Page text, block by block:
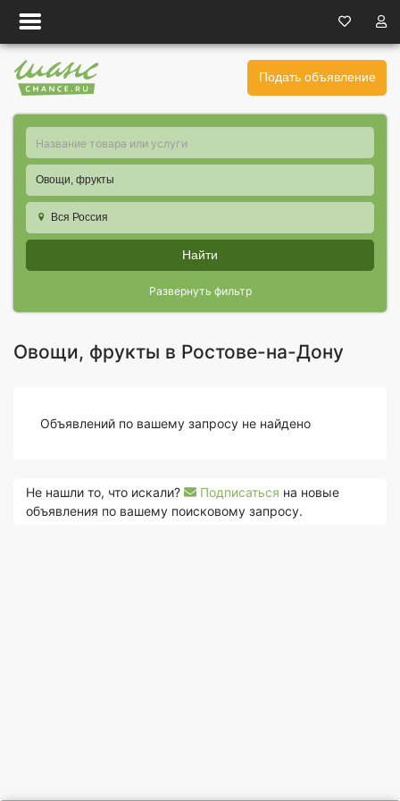
Подать объявление
Овощи, фрукты
Вся Россия
Найти
Развернуть фильтр
Овощи, фрукты в Ростове-на-Дону
Объявлений по вашему запросу не найдено
Не нашли то, что искали? Подписаться на новые
объявления по вашему поисковому запросу.